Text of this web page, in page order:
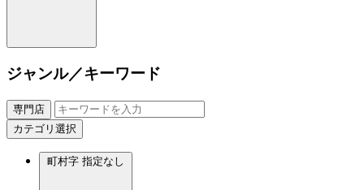
ジャンル／キーワード
専門店
カテゴリ選択
町村字 指定なし